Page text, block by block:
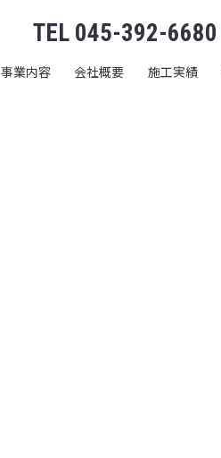
TEL 045-392-6680
事業内容 会社概要 施工実績